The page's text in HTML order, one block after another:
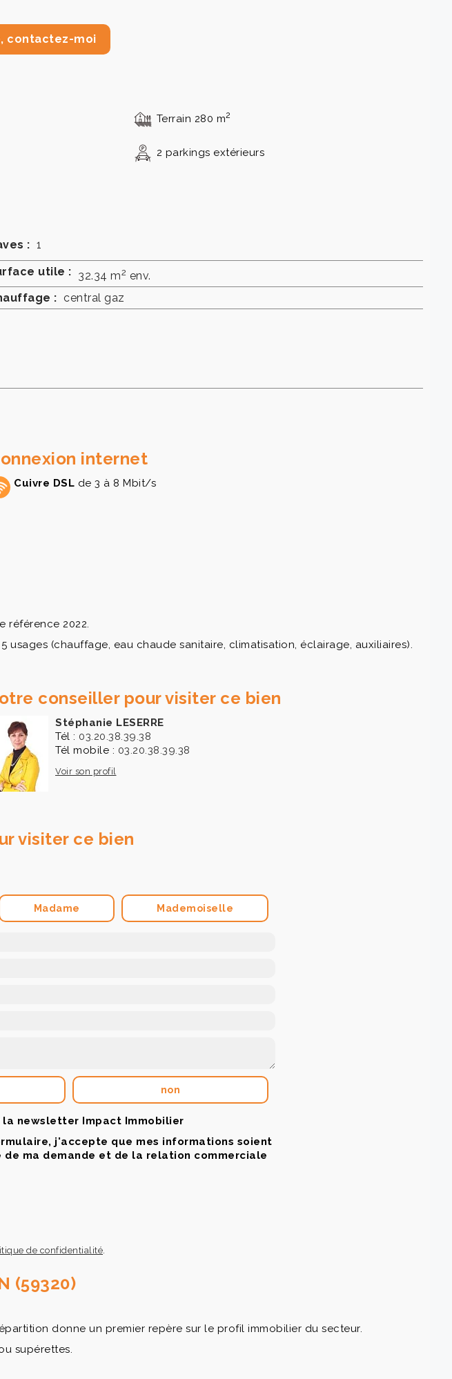
contactez-moi
Terrain 280 m2
2 parkings extérieurs
: 1
utile : 32.34 m2 env.
: central gaz
internet
Cuivre DSL de 3 à 8 Mbit/s
référence 2022.
(chauffage, eau chaude sanitaire, climatisation, éclairage, auxiliaires).
conseiller pour visiter ce bien
Stéphanie LESERRE
Tél : 03.20.38.39.38
Tél mobile : 03.20.38.39.38
Voir son profil
visiter ce bien
Madame Mademoiselle
non
la newsletter Impact Immobilier
j'accepte que mes informations soient
ma demande et de la relation commerciale
de confidentialité.
(59320)
donne un premier repère sur le profil immobilier du secteur.
supérettes.